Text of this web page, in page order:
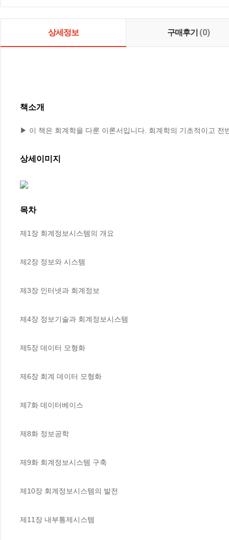
상세정보 구매후기 (0)
책소개
▶ 이 책은 회계학을 다룬 이론서입니다. 회계학의 기초적이고 전
상세이미지
목차
제1장 회계정보시스템의 개요
제2장 정보와 시스템
제3장 인터넷과 회계정보
제4장 정보기술과 회계정보시스템
제5장 데이터 모형화
제6장 회계 데이터 모형화
제7화 데이터베이스
제8화 정보공학
제9화 회계정보시스템 구축
제10장 회계정보시스템의 발전
제11장 내부통제시스템